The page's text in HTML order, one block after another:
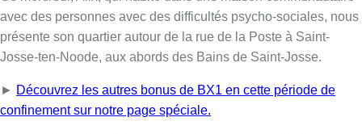
Lire aussi :
Météo: du soleil et jusqu’à 28°C ce
samedi, l’avertissement jaune à la
chaleur activé